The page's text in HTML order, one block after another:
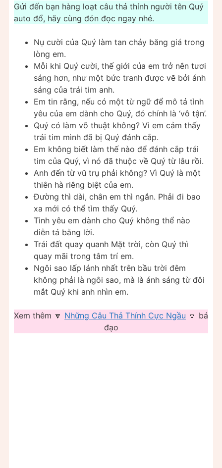
Gửi đến bạn hàng loạt câu thả thính người tên Quý
auto đổ, hãy cùng đón đọc ngay nhé.
Nụ cười của Quý làm tan chảy băng giá trong
lòng em.
Mỗi khi Quý cười, thế giới của em trở nên tươi
sáng hơn, như một bức tranh được vẽ bởi ánh
sáng của trái tim anh.
Em tin rằng, nếu có một từ ngữ để mô tả tình
yêu của em dành cho Quý, đó chính là ‘vô tận’.
Quý có làm võ thuật không? Vì em cảm thấy
trái tim mình đã bị Quý đánh cắp.
Em không biết làm thế nào để đánh cắp trái
tim của Quý, vì nó đã thuộc về Quý từ lâu rồi.
Anh đến từ vũ trụ phải không? Vì Quý là một
thiên hà riêng biệt của em.
Đường thì dài, chân em thì ngắn. Phải đi bao
xa mới có thể tìm thấy Quý.
Tình yêu em dành cho Quý không thể nào
diễn tả bằng lời.
Trái đất quay quanh Mặt trời, còn Quý thì
quay mãi trong tâm trí em.
Ngôi sao lấp lánh nhất trên bầu trời đêm
không phải là ngôi sao, mà là ánh sáng từ đôi
mắt Quý khi anh nhìn em.
Xem thêm 🔽 Những Câu Thả Thính Cực Ngầu 🔽 bá
đạo